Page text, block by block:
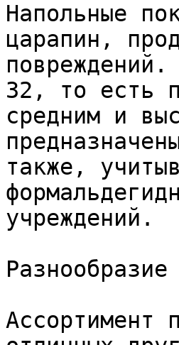
Напольные
царапин,
32, то есть
средним и
также,
учреждений.
Ассортимент